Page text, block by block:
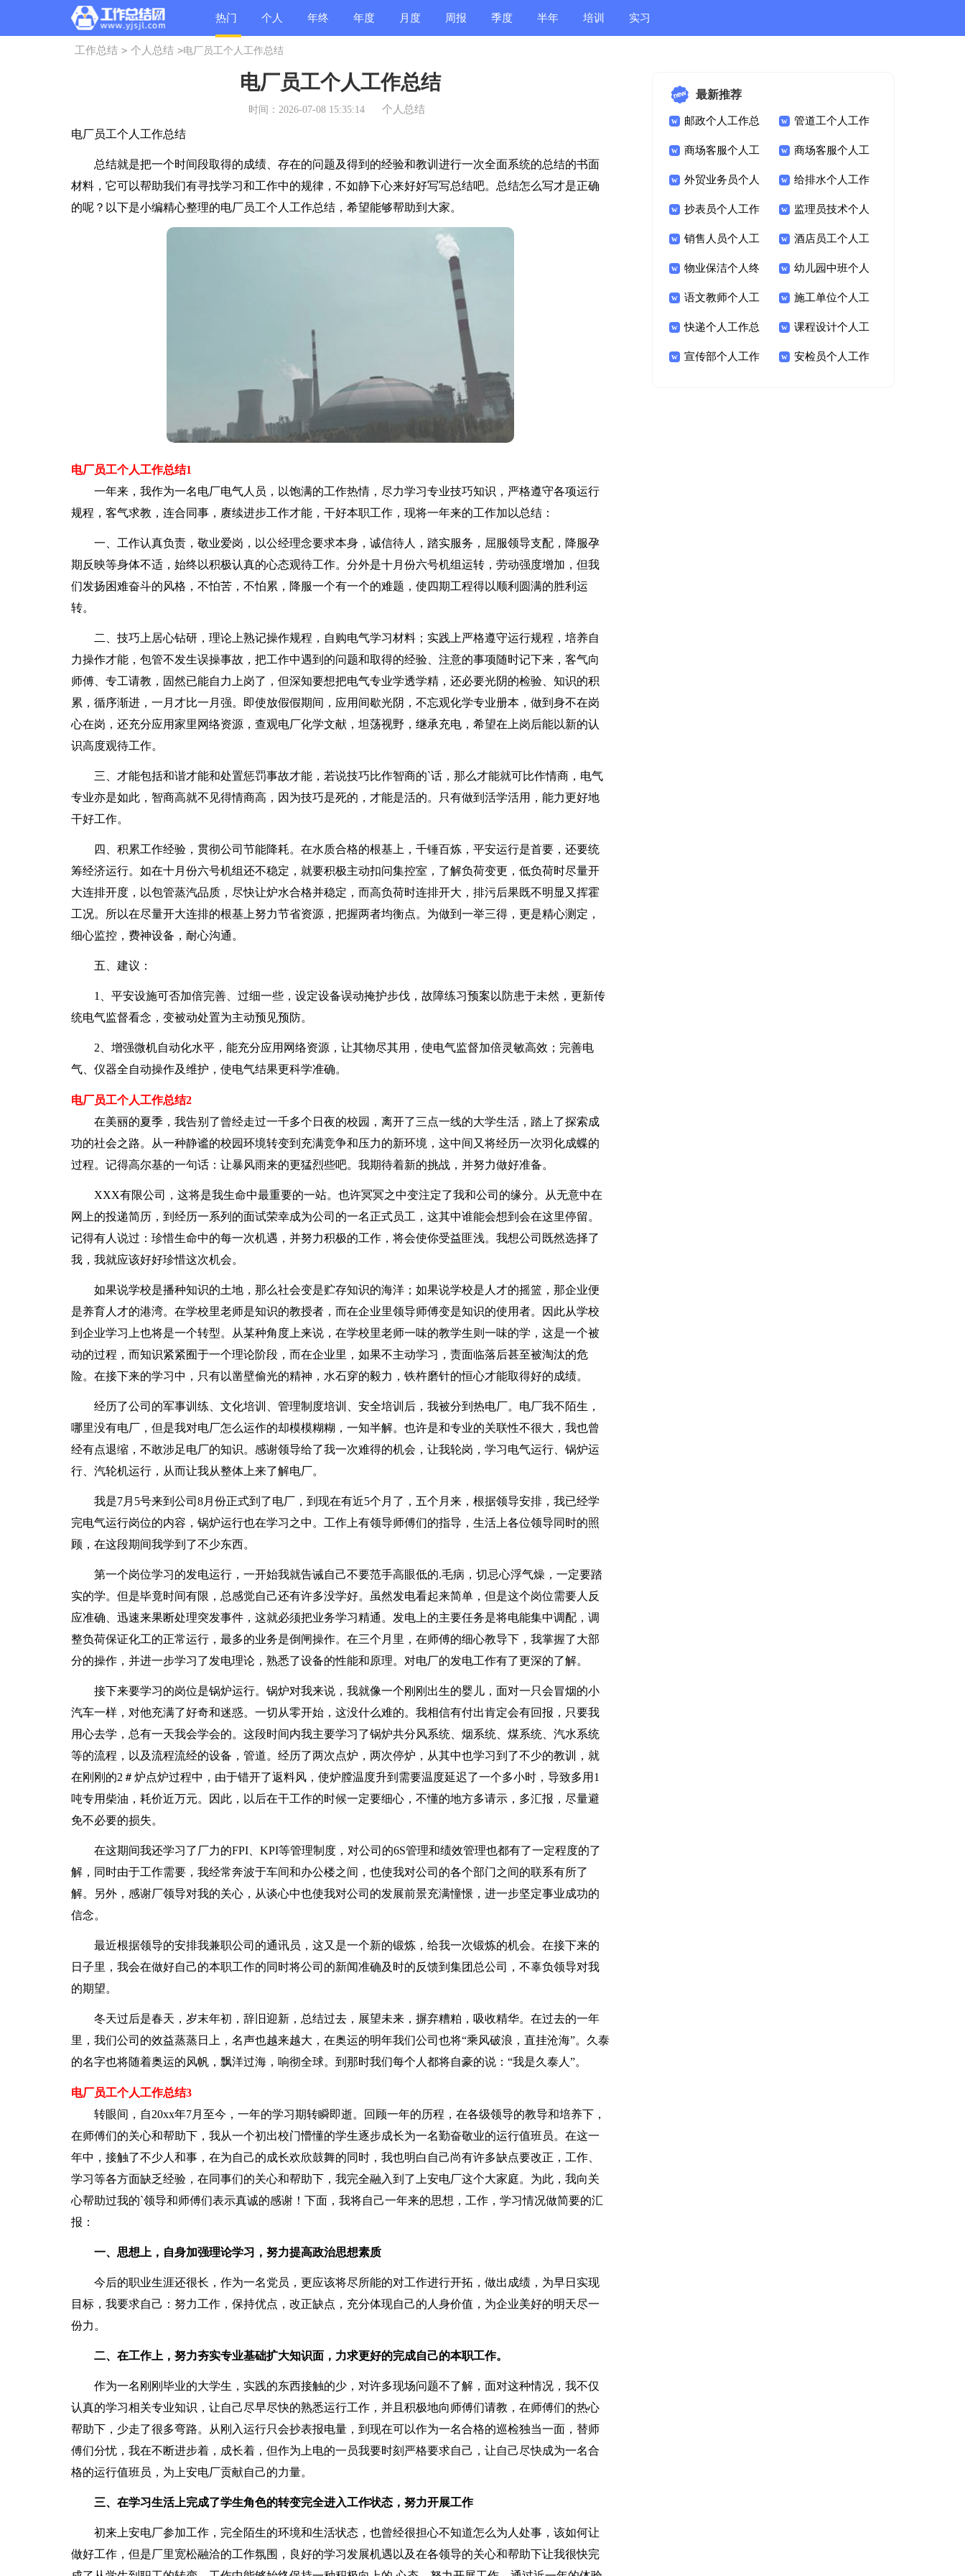
热门
总结
个人
总结
年终 年度 月度 周报 季度 半年 培训 实习
工作总结 > 个人总结 >电厂员工个人工作总结
电厂员工个人工作总结
时间：2026-07-08 15:35:14 个人总结
电厂员工个人工作总结
总结就是把一个时间段取得的成绩、存在的问题及得到的经验和教训进行一次全面系统的总结的书面
材料，它可以帮助我们有寻找学习和工作中的规律，不如静下心来好好写写总结吧。总结怎么写才是正确
的呢？以下是小编精心整理的电厂员工个人工作总结，希望能够帮助到大家。
电厂员工个人工作总结1
一年来，我作为一名电厂电气人员，以饱满的工作热情，尽力学习专业技巧知识，严格遵守各项运行
规程，客气求教，连合同事，赓续进步工作才能，干好本职工作，现将一年来的工作加以总结：
一、工作认真负责，敬业爱岗，以公经理念要求本身，诚信待人，踏实服务，屈服领导支配，降服孕
期反映等身体不适，始终以积极认真的心态观待工作。分外是十月份六号机组运转，劳动强度增加，但我
们发扬困难奋斗的风格，不怕苦，不怕累，降服一个有一个的难题，使四期工程得以顺利圆满的胜利运
转。
二、技巧上居心钻研，理论上熟记操作规程，自购电气学习材料；实践上严格遵守运行规程，培养自
力操作才能，包管不发生误操事故，把工作中遇到的问题和取得的经验、注意的事项随时记下来，客气向
师傅、专工请教，固然已能自力上岗了，但深知要想把电气专业学透学精，还必要光阴的检验、知识的积
累，循序渐进，一月才比一月强。即使放假假期间，应用间歇光阴，不忘观化学专业册本，做到身不在岗
心在岗，还充分应用家里网络资源，查观电厂化学文献，坦荡视野，继承充电，希望在上岗后能以新的认
识高度观待工作。
三、才能包括和谐才能和处置惩罚事故才能，若说技巧比作智商的`话，那么才能就可比作情商，电气
专业亦是如此，智商高就不见得情商高，因为技巧是死的，才能是活的。只有做到活学活用，能力更好地
干好工作。
四、积累工作经验，贯彻公司节能降耗。在水质合格的根基上，千锤百炼，平安运行是首要，还要统
筹经济运行。如在十月份六号机组还不稳定，就要积极主动扣问集控室，了解负荷变更，低负荷时尽量开
大连排开度，以包管蒸汽品质，尽快让炉水合格并稳定，而高负荷时连排开大，排污后果既不明显又挥霍
工况。所以在尽量开大连排的根基上努力节省资源，把握两者均衡点。为做到一举三得，更是精心测定，
细心监控，费神设备，耐心沟通。
五、建议：
1、平安设施可否加倍完善、过细一些，设定设备误动掩护步伐，故障练习预案以防患于未然，更新传
统电气监督看念，变被动处置为主动预见预防。
2、增强微机自动化水平，能充分应用网络资源，让其物尽其用，使电气监督加倍灵敏高效；完善电
气、仪器全自动操作及维护，使电气结果更科学准确。
电厂员工个人工作总结2
在美丽的夏季，我告别了曾经走过一千多个日夜的校园，离开了三点一线的大学生活，踏上了探索成
功的社会之路。从一种静谧的校园环境转变到充满竞争和压力的新环境，这中间又将经历一次羽化成蝶的
过程。记得高尔基的一句话：让暴风雨来的更猛烈些吧。我期待着新的挑战，并努力做好准备。
XXX有限公司，这将是我生命中最重要的一站。也许冥冥之中变注定了我和公司的缘分。从无意中在
网上的投递简历，到经历一系列的面试荣幸成为公司的一名正式员工，这其中谁能会想到会在这里停留。
记得有人说过：珍惜生命中的每一次机遇，并努力积极的工作，将会使你受益匪浅。我想公司既然选择了
我，我就应该好好珍惜这次机会。
如果说学校是播种知识的土地，那么社会变是贮存知识的海洋；如果说学校是人才的摇篮，那企业便
是养育人才的港湾。在学校里老师是知识的教授者，而在企业里领导师傅变是知识的使用者。因此从学校
到企业学习上也将是一个转型。从某种角度上来说，在学校里老师一味的教学生则一味的学，这是一个被
动的过程，而知识紧紧囿于一个理论阶段，而在企业里，如果不主动学习，责面临落后甚至被淘汰的危
险。在接下来的学习中，只有以凿壁偷光的精神，水石穿的毅力，铁杵磨针的恒心才能取得好的成绩。
经历了公司的军事训练、文化培训、管理制度培训、安全培训后，我被分到热电厂。电厂我不陌生，
哪里没有电厂，但是我对电厂怎么运作的却模模糊糊，一知半解。也许是和专业的关联性不很大，我也曾
经有点退缩，不敢涉足电厂的知识。感谢领导给了我一次难得的机会，让我轮岗，学习电气运行、锅炉运
行、汽轮机运行，从而让我从整体上来了解电厂。
我是7月5号来到公司8月份正式到了电厂，到现在有近5个月了，五个月来，根据领导安排，我已经学
完电气运行岗位的内容，锅炉运行也在学习之中。工作上有领导师傅们的指导，生活上各位领导同时的照
顾，在这段期间我学到了不少东西。
第一个岗位学习的发电运行，一开始我就告诫自己不要范手高眼低的.毛病，切忌心浮气燥，一定要踏
实的学。但是毕竟时间有限，总感觉自己还有许多没学好。虽然发电看起来简单，但是这个岗位需要人反
应准确、迅速来果断处理突发事件，这就必须把业务学习精通。发电上的主要任务是将电能集中调配，调
整负荷保证化工的正常运行，最多的业务是倒闸操作。在三个月里，在师傅的细心教导下，我掌握了大部
分的操作，并进一步学习了发电理论，熟悉了设备的性能和原理。对电厂的发电工作有了更深的了解。
接下来要学习的岗位是锅炉运行。锅炉对我来说，我就像一个刚刚出生的婴儿，面对一只会冒烟的小
汽车一样，对他充满了好奇和迷惑。一切从零开始，这没什么难的。我相信有付出肯定会有回报，只要我
用心去学，总有一天我会学会的。这段时间内我主要学习了锅炉共分风系统、烟系统、煤系统、汽水系统
等的流程，以及流程流经的设备，管道。经历了两次点炉，两次停炉，从其中也学习到了不少的教训，就
在刚刚的2＃炉点炉过程中，由于错开了返料风，使炉膛温度升到需要温度延迟了一个多小时，导致多用1
吨专用柴油，耗价近万元。因此，以后在干工作的时候一定要细心，不懂的地方多请示，多汇报，尽量避
免不必要的损失。
在这期间我还学习了厂力的FPI、KPI等管理制度，对公司的6S管理和绩效管理也都有了一定程度的了
解，同时由于工作需要，我经常奔波于车间和办公楼之间，也使我对公司的各个部门之间的联系有所了
解。另外，感谢厂领导对我的关心，从谈心中也使我对公司的发展前景充满憧憬，进一步坚定事业成功的
信念。
最近根据领导的安排我兼职公司的通讯员，这又是一个新的锻炼，给我一次锻炼的机会。在接下来的
日子里，我会在做好自己的本职工作的同时将公司的新闻准确及时的反馈到集团总公司，不辜负领导对我
的期望。
冬天过后是春天，岁末年初，辞旧迎新，总结过去，展望未来，摒弃糟粕，吸收精华。在过去的一年
里，我们公司的效益蒸蒸日上，名声也越来越大，在奥运的明年我们公司也将“乘风破浪，直挂沧海”。久泰
的名字也将随着奥运的风帆，飘洋过海，响彻全球。到那时我们每个人都将自豪的说：“我是久泰人”。
电厂员工个人工作总结3
转眼间，自20xx年7月至今，一年的学习期转瞬即逝。回顾一年的历程，在各级领导的教导和培养下，
在师傅们的关心和帮助下，我从一个初出校门懵懂的学生逐步成长为一名勤奋敬业的运行值班员。在这一
年中，接触了不少人和事，在为自己的成长欢欣鼓舞的同时，我也明白自己尚有许多缺点要改正，工作、
学习等各方面缺乏经验，在同事们的关心和帮助下，我完全融入到了上安电厂这个大家庭。为此，我向关
心帮助过我的`领导和师傅们表示真诚的感谢！下面，我将自己一年来的思想，工作，学习情况做简要的汇
报：
一、思想上，自身加强理论学习，努力提高政治思想素质
今后的职业生涯还很长，作为一名党员，更应该将尽所能的对工作进行开拓，做出成绩，为早日实现
目标，我要求自己：努力工作，保持优点，改正缺点，充分体现自己的人身价值，为企业美好的明天尽一
份力。
二、在工作上，努力夯实专业基础扩大知识面，力求更好的完成自己的本职工作。
作为一名刚刚毕业的大学生，实践的东西接触的少，对许多现场问题不了解，面对这种情况，我不仅
认真的学习相关专业知识，让自己尽早尽快的熟悉运行工作，并且积极地向师傅们请教，在师傅们的热心
帮助下，少走了很多弯路。从刚入运行只会抄表报电量，到现在可以作为一名合格的巡检独当一面，替师
傅们分忧，我在不断进步着，成长着，但作为上电的一员我要时刻严格要求自己，让自己尽快成为一名合
格的运行值班员，为上安电厂贡献自己的力量。
三、在学习生活上完成了学生角色的转变完全进入工作状态，努力开展工作
初来上安电厂参加工作，完全陌生的环境和生活状态，也曾经很担心不知道怎么为人处事，该如何让
做好工作，但是厂里宽松融洽的工作氛围，良好的学习发展机遇以及在各领导的关心和帮助下让我很快完
最新推荐
邮政个人工作总
结
管道工个人工作
总结
商场客服个人工
作总结(汇编15篇)
商场客服个人工
作总结汇编15篇
外贸业务员个人
工作总结
给排水个人工作
总结
抄表员个人工作
总结
监理员技术个人
工作总结
销售人员个人工
作总结(通用15篇)
酒店员工个人工
作总结(精选15篇)
物业保洁个人终
工作总结
幼儿园中班个人
工作总结(15篇)
语文教师个人工
作总结(集锦15篇)
施工单位个人工
作总结15篇
快递个人工作总
结
课程设计个人工
作总结
宣传部个人工作 安检员个人工作